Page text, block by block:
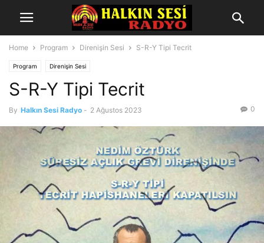
Home Program Direnişin Sesi S-R-Y Tipi Tecrit
Program Direnişin Sesi
S-R-Y Tipi Tecrit
By Halkın Sesi Radyo - 2 Ağustos 2023 0